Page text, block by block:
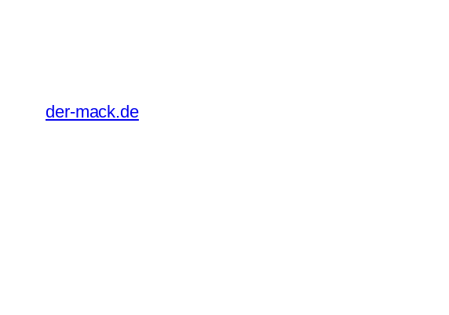
der-mack.de